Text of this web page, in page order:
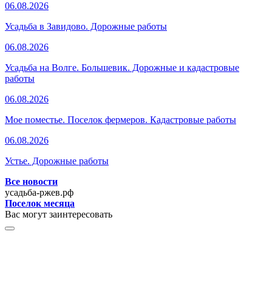
06.08.2026
Усадьба в Завидово. Дорожные работы
06.08.2026
Усадьба на Волге. Большевик. Дорожные и кадастровые
работы
06.08.2026
Мое поместье. Поселок фермеров. Кадастровые работы
06.08.2026
Устье. Дорожные работы
Все новости
усадьба-ржев.рф
Поселок месяца
Вас могут заинтересовать